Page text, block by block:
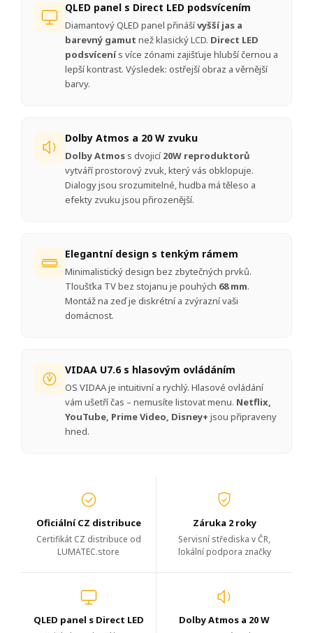
QLED panel s Direct LED podsvícením
Diamantový QLED panel přinášívyšší jas a
barevný gamut než klasický LCD. Direct LED
podsvícenís více zónami zajišťuje hlubší černou a
lepší kontrast. Výsledek: ostřejší obraz a věrnější
barvy.
Dolby Atmos a 20 W zvuku
Dolby Atmos s dvojicí 20W reproduktorů
vytváří prostorový zvuk, který vás obklopuje.
Dialogy jsou srozumitelné, hudba má těleso a
efekty zvuku jsou přirozenější.
Elegantní design s tenkým rámem
Minimalistický design bez zbytečných prvků.
Tloušťka TV bez stojanu je pouhých 68 mm.
Montáž na zeď je diskrétní a zvýrazní vaši
domácnost.
VIDAA U7.6 s hlasovým ovládáním
OS VIDAA je intuitivní a rychlý. Hlasové ovládání
vám ušetří čas – nemusíte listovat menu. Netflix,
YouTube, Prime Video, Disney+ jsou připraveny
hned.
Oficiální CZ distribuce
Certifikát CZ distribuce od
LUMATEC.store
Záruka 2 roky
Servisní střediska v ČR,
lokální podpora značky
QLED panel s Direct LED Dolby Atmos a 20 W